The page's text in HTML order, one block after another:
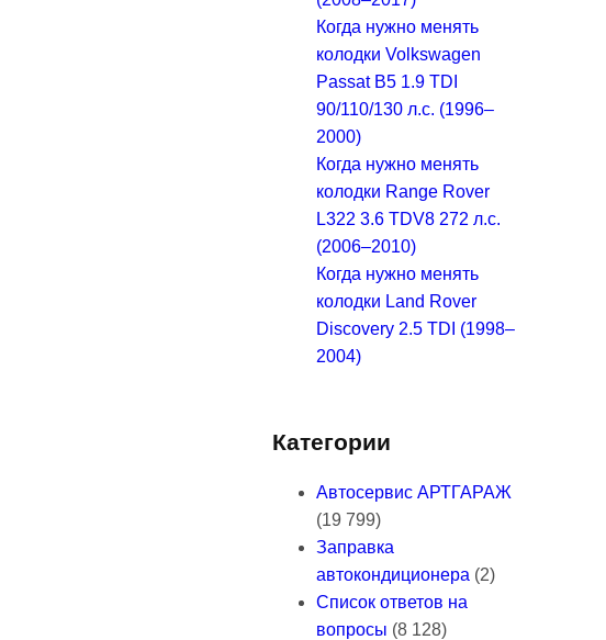
Когда нужно менять
колодки Volkswagen
Passat B5 1.9 TDI
90/110/130 л.с. (1996–
2000)
Когда нужно менять
колодки Range Rover
L322 3.6 TDV8 272 л.с.
(2006–2010)
Когда нужно менять
колодки Land Rover
Discovery 2.5 TDI (1998–
2004)
Категории
Автосервис АРТГАРАЖ
(19 799)
Заправка
автокондиционера (2)
Список ответов на
вопросы (8 128)